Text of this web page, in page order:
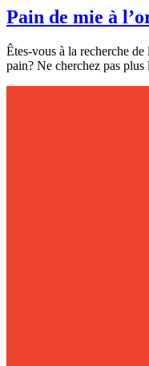
Pain de mie à
Êtes-vous à la recherche
pain? Ne cherchez pas